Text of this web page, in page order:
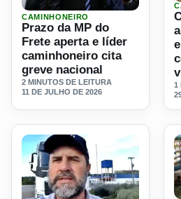
Ler materia: Prazo da MP do
CAMINHONEIRO
Prazo da MP do
Frete aperta e líder
caminhoneiro cita
greve nacional
2 MINUTOS DE LEITURA
11 DE JULHO DE 2026
1